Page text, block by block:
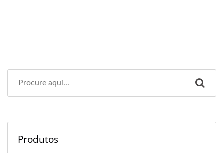
Produtos